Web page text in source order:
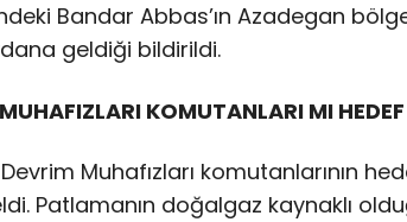
Bandar Abbas’ın Azadegan
geldiği bildirildi.
KOMUTANLARI MI
Muhafızları komutanlarının
Patlamanın doğalgaz kaynaklı